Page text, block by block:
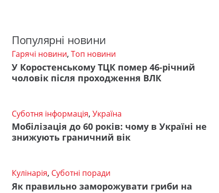
Популярні новини
Гарячі новини, Топ новини
У Коростенському ТЦК помер 46-річний
чоловік після проходження ВЛК
Суботня інформація, Україна
Мобілізація до 60 років: чому в Україні не
знижують граничний вік
Кулінарія, Суботні поради
Як правильно заморожувати гриби на